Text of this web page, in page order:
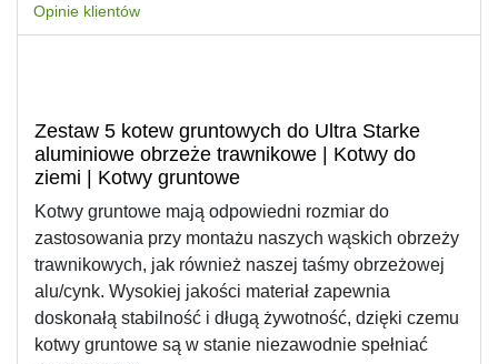
Opinie klientów
Zestaw 5 kotew gruntowych do Ultra Starke
aluminiowe obrzeże trawnikowe | Kotwy do
ziemi | Kotwy gruntowe
Kotwy gruntowe mają odpowiedni rozmiar do
zastosowania przy montażu naszych wąskich obrzeży
trawnikowych, jak również naszej taśmy obrzeżowej
alu/cynk. Wysokiej jakości materiał zapewnia
doskonałą stabilność i długą żywotność, dzięki czemu
kotwy gruntowe są w stanie niezawodnie spełniać